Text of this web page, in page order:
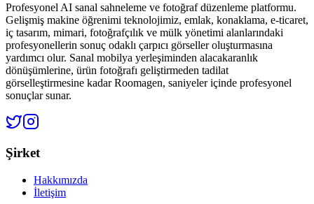
Profesyonel AI sanal sahneleme ve fotoğraf düzenleme platformu.
Gelişmiş makine öğrenimi teknolojimiz, emlak, konaklama, e-ticaret,
iç tasarım, mimari, fotoğrafçılık ve mülk yönetimi alanlarındaki
profesyonellerin sonuç odaklı çarpıcı görseller oluşturmasına
yardımcı olur. Sanal mobilya yerleşiminden alacakaranlık
dönüşümlerine, ürün fotoğrafı geliştirmeden tadilat
görselleştirmesine kadar Roomagen, saniyeler içinde profesyonel
sonuçlar sunar.
Şirket
Hakkımızda
İletişim